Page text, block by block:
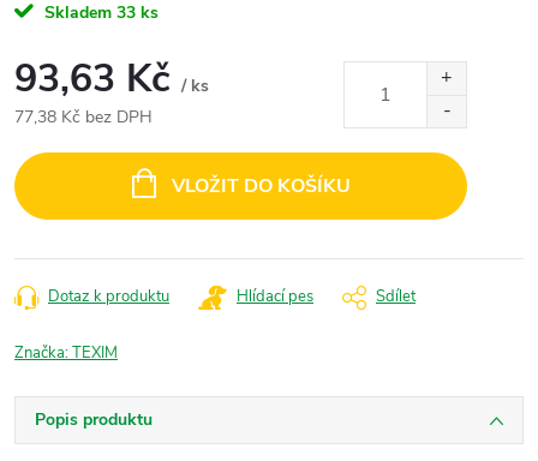
Skladem 33 ks
93,63 Kč / ks
77,38 Kč bez DPH
cena:
VLOŽIT DO KOŠÍKU
Dotaz k produktu Hlídací pes Sdílet
Značka:TEXIM
Popis produktu